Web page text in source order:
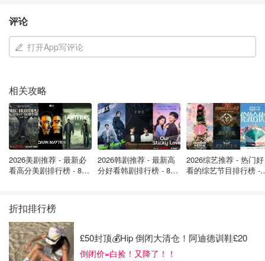
*ps：带图分享嗷，上墙赚金币几率会猛增的！！
评论
打开App写评论
相关攻略
2026美剧推荐 - 最新必
看高分美剧排行榜 - 8月
2026韩剧推荐 - 最新高
分好看韩剧排行榜 - 8月
2026综艺推荐 - 热门好
看的综艺节目排行榜 -
折扣排行榜
£50封顶💰Hip 倒闭大清仓！阿迪德训鞋£20
倒闭价=白捡！又降了！！